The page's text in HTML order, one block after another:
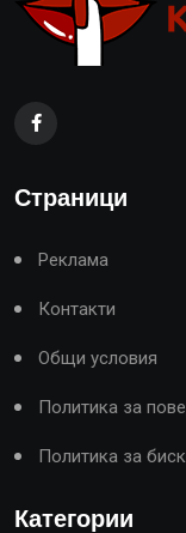
Страници
Реклама
Контакти
Общи условия
Политика за
Политика за
Категории